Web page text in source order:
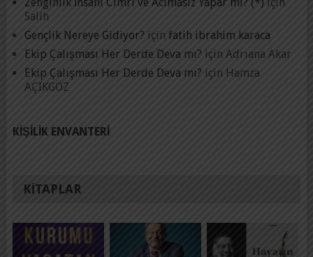
Salih
Gençlik Nereye Gidiyor? için fatih ibrahim karaca
Ekip Çalışması Her Derde Deva mı? için Adrıana Akar
Ekip Çalışması Her Derde Deva mı? için Hamza
AÇIKGÖZ
KIŞILIK ENVANTERI
KITAPLAR